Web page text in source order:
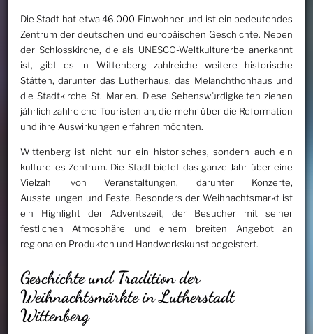
Die Stadt hat etwa 46.000 Einwohner und ist ein bedeutendes
Zentrum der deutschen und europäischen Geschichte. Neben
der Schlosskirche, die als UNESCO-Weltkulturerbe anerkannt
ist, gibt es in Wittenberg zahlreiche weitere historische
Stätten, darunter das Lutherhaus, das Melanchthonhaus und
die Stadtkirche St. Marien. Diese Sehenswürdigkeiten ziehen
jährlich zahlreiche Touristen an, die mehr über die Reformation
und ihre Auswirkungen erfahren möchten.
Wittenberg ist nicht nur ein historisches, sondern auch ein
kulturelles Zentrum. Die Stadt bietet das ganze Jahr über eine
Vielzahl von Veranstaltungen, darunter Konzerte,
Ausstellungen und Feste. Besonders der Weihnachtsmarkt ist
ein Highlight der Adventszeit, der Besucher mit seiner
festlichen Atmosphäre und einem breiten Angebot an
regionalen Produkten und Handwerkskunst begeistert.
Geschichte und Tradition der
Weihnachtsmärkte in Lutherstadt
Wittenberg